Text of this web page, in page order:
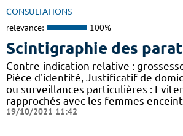
CONSULTATIONS
relevance: 100%
Scintigraphie des
Contre-indication relative :
Pièce d'identité, Justificatif de
ou surveillances particulières :
rapprochés avec les femmes
19/10/2021 11:42